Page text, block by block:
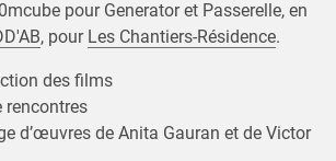
pour Generator et Passerelle, en
, pour Les Chantiers-Résidence.
des films
rencontres
d’œuvres de Anita Gauran et de Victor